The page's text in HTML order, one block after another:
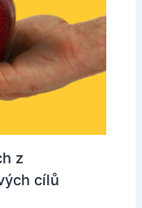
z
cílů